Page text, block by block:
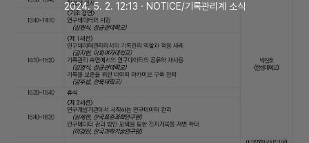
2024. 5. 2. 12:13 ㆍ NOTICE/기록관리계 소식